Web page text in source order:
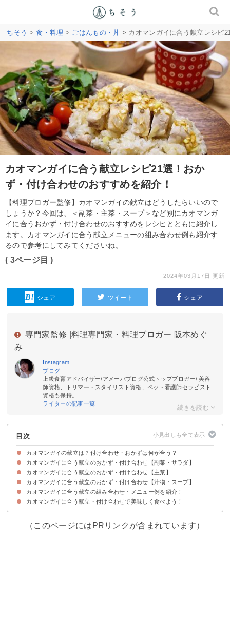
ちそう >食・料理 > ごはんもの・丼 > カオマンガイに合う献立レシピ
カオマンガイに合う献立レシピ21選！おか
ず・付け合わせのおすすめを紹介！
【料理ブロガー監修】カオマンガイの献立はどうしたらいいので
しょうか？今回は、＜副菜・主菜・スープ＞など別にカオマンガ
イに合うおかず・付け合わせのおすすめをレシピとともに紹介し
ます。カオマンガイに合う献立メニューの組み合わせ例も紹介す
るので参考にしてみてくださいね。
( 3ページ目 )
2024年03月17日 更新
シェア ツイート シェア
専門家監修 | 料理専門家・料理ブロガー 阪本めぐ
み
Instagram
ブログ
上級食育アドバイザー/アメーバブログ公式トップブロガー/ 美容
師資格、トリマー・スタイリスト資格、ペット看護師セラピスト
資格も保持。...
ライターの記事一覧
目次
カオマンガイの献立は？付け合わせ・おかずは何が合う？
カオマンガイに合う献立のおかず・付け合わせ【副菜・サラダ】
①生春巻き
②パコダ
③サモサ
④かぼちゃサラダ
⑤水菜のサラダ
⑥マリネ
⑦卯の花
⑧タンドリー風イカ
カオマンガイに合う献立のおかず・付け合わせ【主菜】
①エビチリ
②牛肉と小松菜のオイスターソース炒め
③牛肉のナンプラー炒め
④揚げ春巻き
⑤エビといかの炒めもの
➅魚介のフライ
➆煮込み春雨
カオマンガイに合う献立のおかず・付け合わせ【汁物・スープ】
①コンソメスープ
②トムヤムクン
③小松菜のスープ
④春雨スープ
⑤エスニックカレー
➅フォー
カオマンガイに合う献立の組み合わせ・メニュー例を紹介！
献立メニュー例①
献立メニュー例②
献立メニュー例③
カオマンガイに合う献立・付け合わせで美味しく食べよう！
（このページにはPRリンクが含まれています）